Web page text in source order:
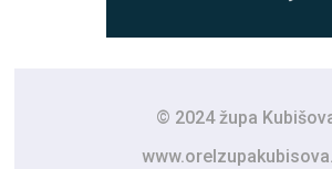
© 2024 župa